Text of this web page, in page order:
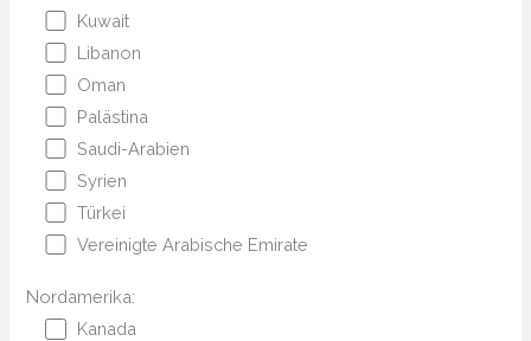
Kuwait
Libanon
Oman
Palästina
Saudi-Arabien
Syrien
Türkei
Vereinigte Arabische Emirate
Nordamerika:
Kanada